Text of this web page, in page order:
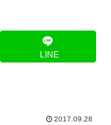
LINE
2017.09.28